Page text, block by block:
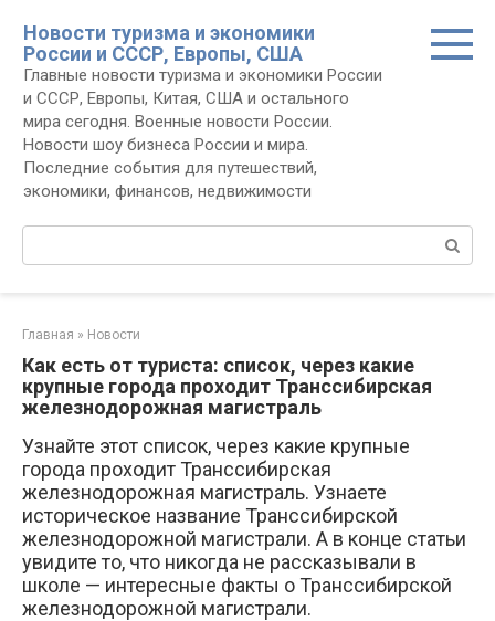
контенту
Новости туризма и экономики
России и СССР, Европы, США
Главные новости туризма и экономики России
и СССР, Европы, Китая, США и остального
мира сегодня. Военные новости России.
Новости шоу бизнеса России и мира.
Последние события для путешествий,
экономики, финансов, недвижимости
Поиск:
Главная » Новости
Как есть от туриста: список, через какие
крупные города проходит Транссибирская
железнодорожная магистраль
Узнайте этот список, через какие крупные
города проходит Транссибирская
железнодорожная магистраль. Узнаете
историческое название Транссибирской
железнодорожной магистрали. А в конце статьи
увидите то, что никогда не рассказывали в
школе — интересные факты о Транссибирской
железнодорожной магистрали.